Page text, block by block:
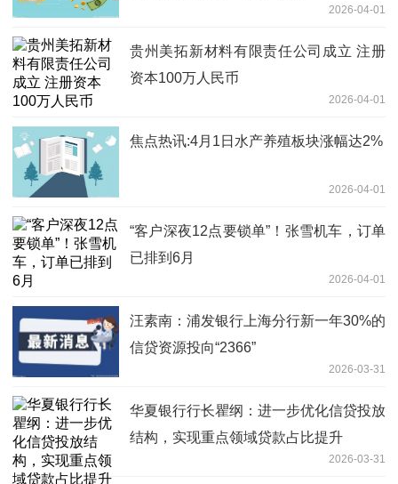
2026-04-01
贵州美拓新材料有限责任公司成立 注册
资本100万人民币
2026-04-01
焦点热讯:4月1日水产养殖板块涨幅达2%
2026-04-01
“客户深夜12点要锁单”！张雪机车，订单
已排到6月
2026-04-01
汪素南：浦发银行上海分行新一年30%的
信贷资源投向“2366”
2026-03-31
华夏银行行长瞿纲：进一步优化信贷投放
结构，实现重点领域贷款占比提升
2026-03-31